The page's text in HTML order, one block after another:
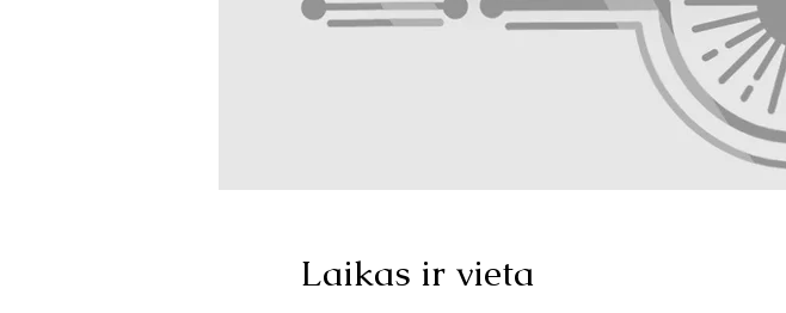
Laikas ir vieta